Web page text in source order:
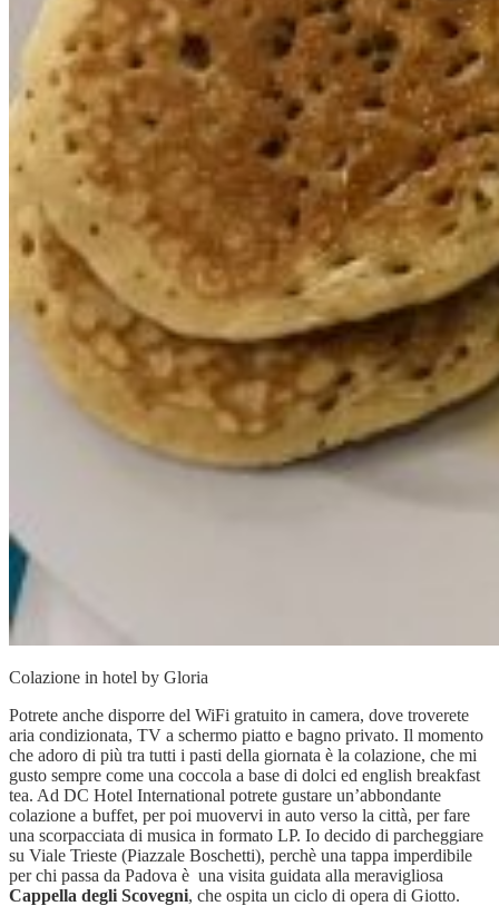
Colazione in hotel by Gloria
Potrete anche disporre del WiFi gratuito in camera, dove troverete
aria condizionata, TV a schermo piatto e bagno privato. Il momento
che adoro di più tra tutti i pasti della giornata è la colazione, che mi
gusto sempre come una coccola a base di dolci ed english breakfast
tea. Ad DC Hotel International potrete gustare un’abbondante
colazione a buffet, per poi muovervi in auto verso la città, per fare
una scorpacciata di musica in formato LP. Io decido di parcheggiare
su Viale Trieste (Piazzale Boschetti), perchè una tappa imperdibile
per chi passa da Padova è una visita guidata alla meravigliosa
Cappella degli Scovegni, che ospita un ciclo di opera di Giotto.